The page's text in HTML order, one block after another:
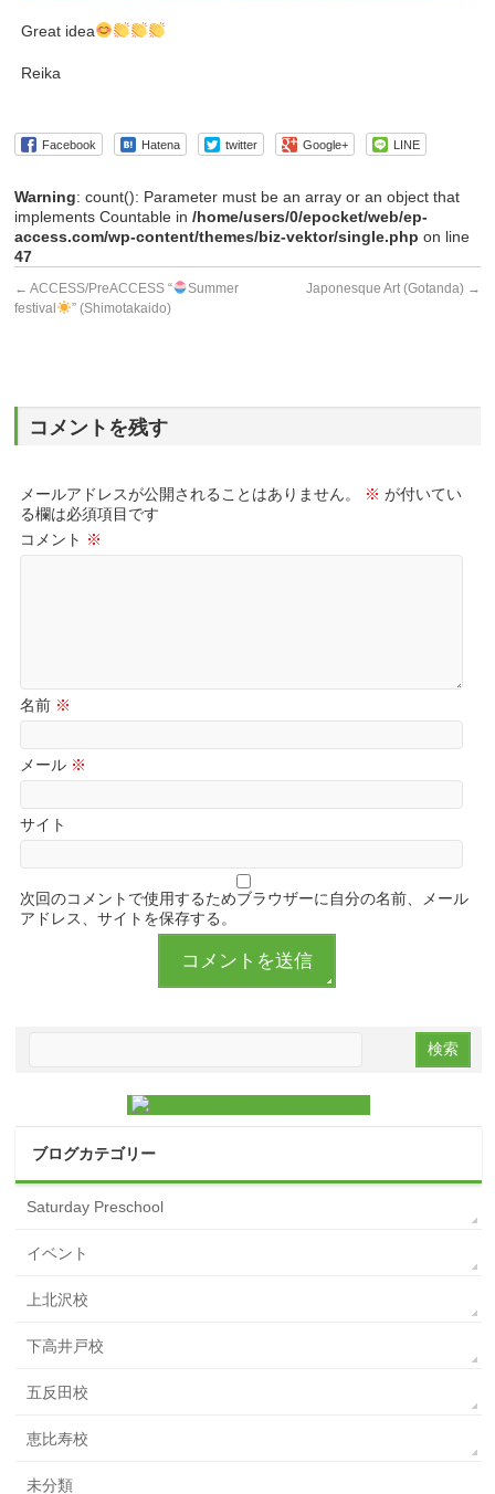
Great idea
Reika
Facebook Hatena twitter Google+ LINE
Warning: count(): Parameter must be an array or an object that
implements Countable in/home/users/0/epocket/web/ep-
access.com/wp-content/themes/biz-vektor/single.php on line
47
← ACCESS/PreACCESS “
Summer
festival
” (Shimotakaido)
Japonesque Art (Gotanda) →
コメントを残す
メールアドレスが公開されることはありません。 ※ が付いてい
る欄は必須項目です
コメント ※
名前 ※
メール ※
サイト
次回のコメントで使用するためブラウザーに自分の名前、メール
アドレス、サイトを保存する。
ブログカテゴリー
Saturday Preschool
イベント
上北沢校
下高井戸校
五反田校
恵比寿校
未分類